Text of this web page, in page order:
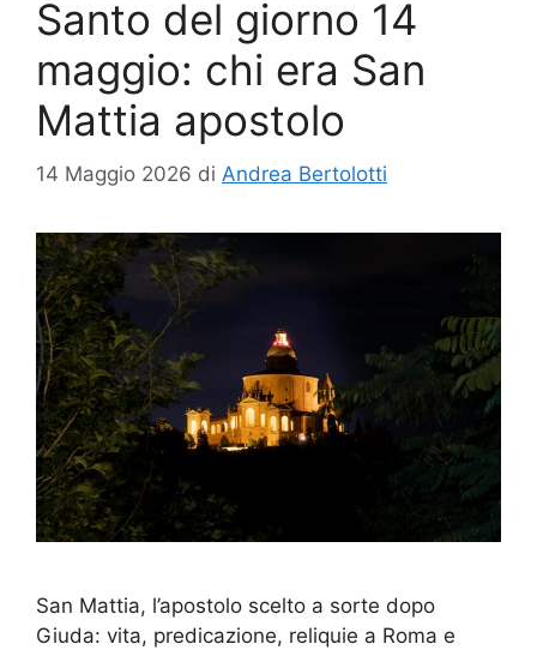
Santo del giorno 14
maggio: chi era San
Mattia apostolo
14 Maggio 2026 di Andrea Bertolotti
San Mattia, l’apostolo scelto a sorte dopo
Giuda: vita, predicazione, reliquie a Roma e